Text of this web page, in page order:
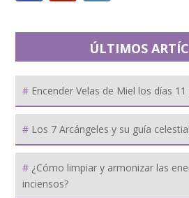
ÚLTIMOS
Encender Velas de Miel los días
Los 7 Arcángeles y su guía celestial
¿Cómo limpiar y armonizar las
inciensos?